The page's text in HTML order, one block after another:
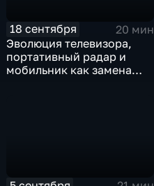
18 сентября
20 мин
Эволюция телевизора,
портативный радар и
мобильник как замена